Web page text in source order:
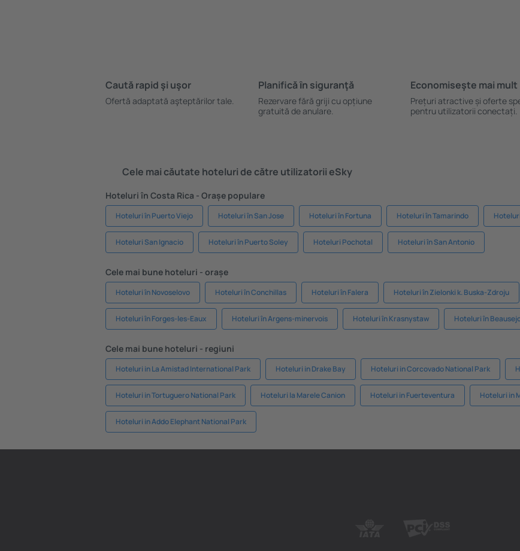
Caută rapid şi uşor
Ofertă adaptată aşteptărilor tale.
Planifică ȋn siguranţă
Rezervare fără griji cu opțiune
gratuită de anulare.
Economiseşte mai mult
Prețuri atractive și oferte
pentru utilizatorii conectați.
Cele mai căutate hoteluri de către utilizatorii eSky
Hoteluri în Costa Rica - Orașe populare
Hoteluri în Puerto Viejo Hoteluri în San Jose Hoteluri în Fortuna Hoteluri în Tamarindo
Hoteluri San Ignacio Hoteluri în Puerto Soley Hoteluri Pochotal Hoteluri în San Antonio
Cele mai bune hoteluri - orașe
Hoteluri în Novoselovo Hoteluri în Conchillas Hoteluri în Falera Hoteluri în Zielonki k. Buska-Zdroju
Hoteluri în Forges-les-Eaux Hoteluri în Argens-minervois Hoteluri în Krasnystaw Hoteluri în
Cele mai bune hoteluri - regiuni
Hoteluri in La Amistad International Park Hoteluri in Drake Bay Hoteluri in Corcovado National Park
Hoteluri in Tortuguero National Park Hoteluri la Marele Canion Hoteluri in Fuerteventura Hoteluri in
Hoteluri in Addo Elephant National Park